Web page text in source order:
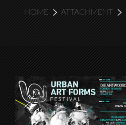
HOME ATTACHMENT